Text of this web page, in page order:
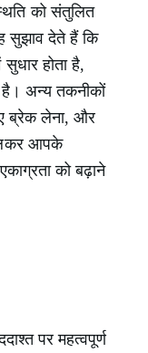
को संतुलित
सुझाव देते हैं कि
होता है,
अन्य तकनीकों
ब्रेक लेना, और
आपके
को बढ़ाने
पर महत्वपूर्ण